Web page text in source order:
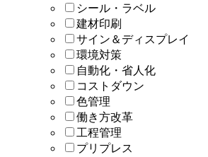
シール・ラベル
建材印刷
サイン＆ディスプレイ
環境対策
自動化・省人化
コストダウン
色管理
働き方改革
工程管理
プリプレス